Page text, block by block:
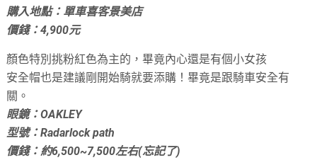
購入地點：單車喜客景美店
價錢：4,900元
顏色特別挑粉紅色為主的，畢竟內心還是有個小女孩
安全帽也是建議剛開始騎就要添購！畢竟是跟騎車安全有
關。
眼鏡：OAKLEY
型號：Radarlock path
價錢：約6,500~7,500左右(忘記了)